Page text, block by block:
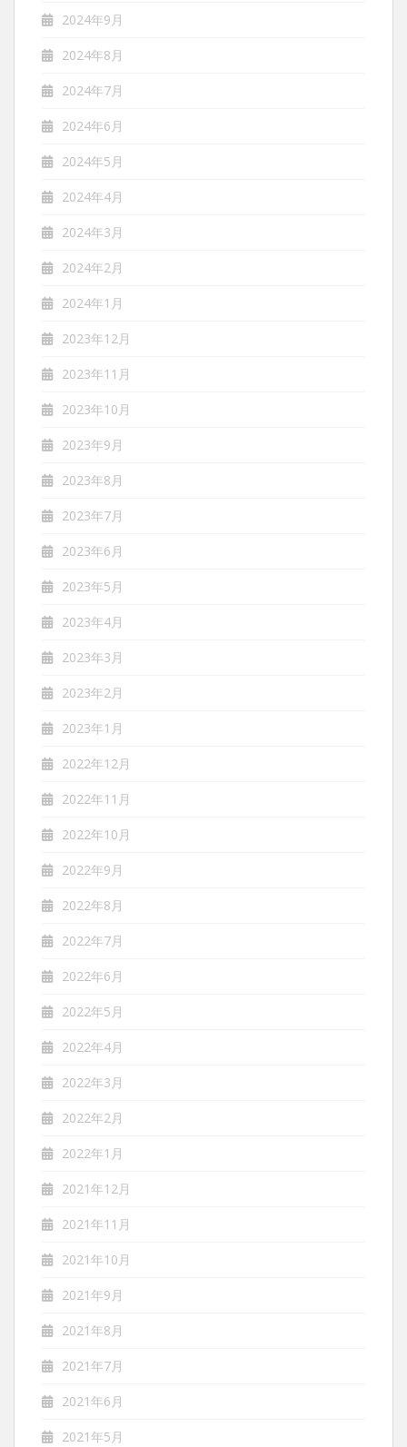
2024年9月
2024年8月
2024年7月
2024年6月
2024年5月
2024年4月
2024年3月
2024年2月
2024年1月
2023年12月
2023年11月
2023年10月
2023年9月
2023年8月
2023年7月
2023年6月
2023年5月
2023年4月
2023年3月
2023年2月
2023年1月
2022年12月
2022年11月
2022年10月
2022年9月
2022年8月
2022年7月
2022年6月
2022年5月
2022年4月
2022年3月
2022年2月
2022年1月
2021年12月
2021年11月
2021年10月
2021年9月
2021年8月
2021年7月
2021年6月
2021年5月